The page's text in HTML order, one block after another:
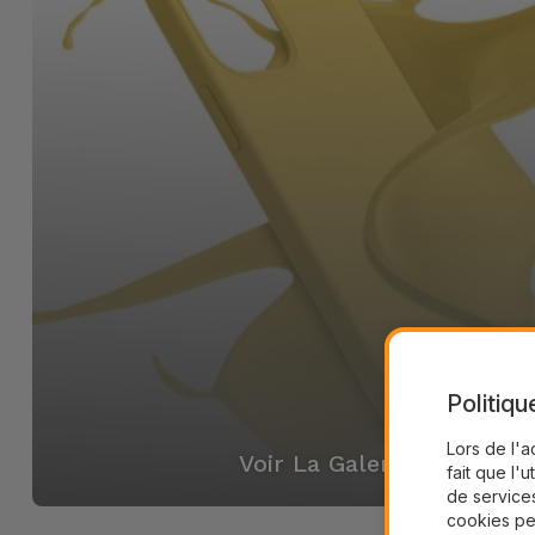
Voir La Galerie
Lors de
fait que
de
cookies